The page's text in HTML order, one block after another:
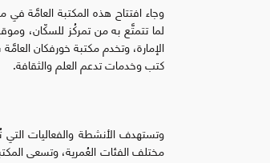
لما تتمتَّع به من تمركُز للسكّان،
كتب وخدمات تدعم العلم والثقافة.
وتستهدف الأنشطة والفعاليات التي
مختلف الفئات العُمرية، وتسعى